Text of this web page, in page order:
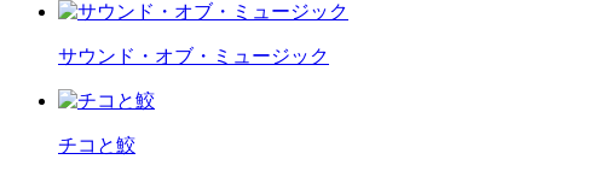
サウンド・オブ・ミュージック
チコと鮫